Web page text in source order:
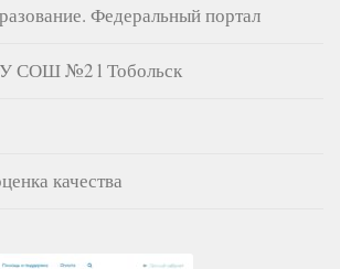
Федеральный портал
СОШ №2 l Тобольск
качества